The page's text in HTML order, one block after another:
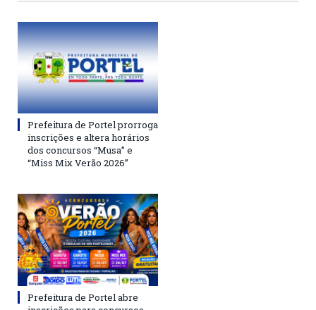
Prefeitura de Portel prorroga
inscrições e altera horários
dos concursos “Musa” e
“Miss Mix Verão 2026”
Prefeitura de Portel abre